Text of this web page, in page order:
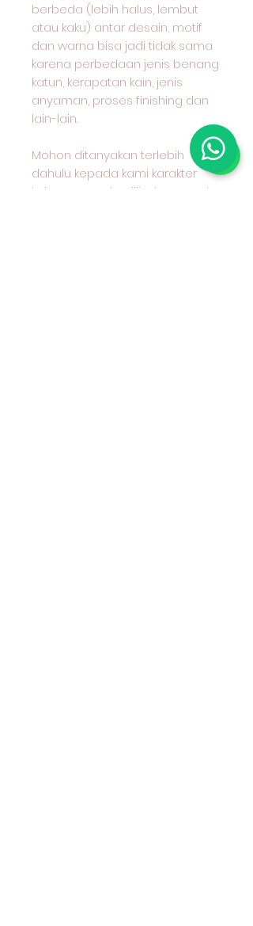
berbeda (lebih halus, lembut
atau kaku) antar desain, motif
dan warna bisa jadi tidak sama
karena perbedaan jenis benang
katun, kerapatan kain, jenis
anyaman, proses finishing dan
lain-lain.
Mohon ditanyakan terlebih
dahulu kepada kami karakter
kain yang anda pilih dan cocok